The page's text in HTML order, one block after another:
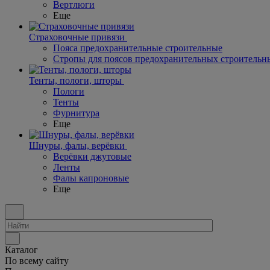
Вертлюги
Еще
Страховочные привязи
Пояса предохранительные строительные
Стропы для поясов предохранительных
Тенты, пологи, шторы
Пологи
Тенты
Фурнитура
Еще
Шнуры, фалы, верёвки
Верёвки джутовые
Ленты
Фалы капроновые
Еще
Каталог
По всему сайту